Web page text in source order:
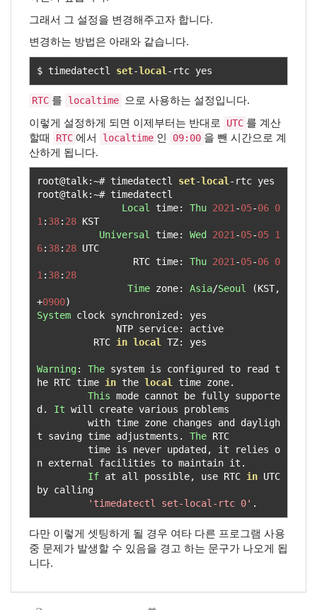
그래서 그 설정을 변경해주고자 합니다.
변경하는 방법은 아래와 같습니다.
$ timedatectl set-local - rtc yes
RTC 를 localtime 으로 사용하는 설정입니다.
이렇게 설정하게 되면 이제부터는 반대로
UTC 를 계산
할때
RTC 에서 localtime 인 09:00 을 뺀 시간으로 계
산하게 됩니다.
root@talk:~# timedatectl set-local - rtc yes
root@talk:~# timedatectl
Local
time: Thu 2021 -05-06 0
1 : 38: 28 KST
Universal
time: Wed 2021 -05-05 1
6: 38: 28 UTC
                 RTC time
: Thu 2021 -05-06 0
1 : 38: 28
Time zone: Asia/Seoul (KST,
+0900)
System clock synchronized :
yes
              NTP service
:
active
          RTC
in local TZ: yes
Warning: The system is configured to read t
he RTC time in the local time zone.
This mode cannot be fully supporte
d . It will create various problems
t saving time adjustments . The RTC
         time is never updated
,
it relies o
n external facilities to maintain it .
If at all possible, use RTC in UTC
by calling
'timedatectl set-local-rtc 0' .
다만 이렇게 셋팅하게 될 경우 여타 다른 프로그램 사용
중 문제가 발생할 수 있음을 경고 하는 문구가 나오게 됩
니다.